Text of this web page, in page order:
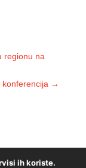
regionu na
→
ih koriste.